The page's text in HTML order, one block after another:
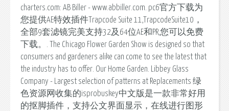
charters.com: AB Biller - www.abbiller.com. pc6官方下载为
您提供AE特效插件Trapcode Suite 11,TrapcodeSuite10，
全部9套滤镜完美支持32及64位AE和PR,您可以免费
下载。. The Chicago Flower Garden Show is designed so that
consumers and gardeners alike can come to see the latest that
the industry has to offer. Our Home Garden. Libbey Glass
Company - Largest selection of patterns at Replacements 绿
色资源网收集的isprobuskey中文版是一款非常好用
的抠脚插件，支持公文界面显示，在线进行图形